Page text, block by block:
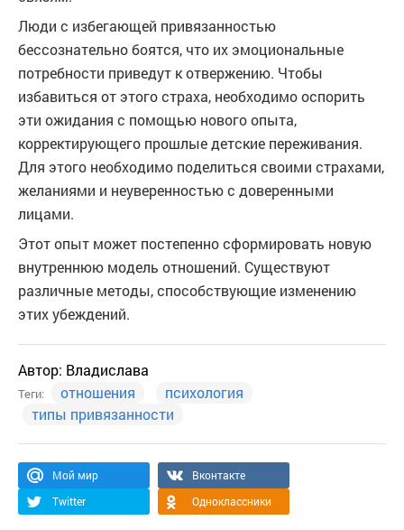
Люди с избегающей привязанностью
бессознательно боятся, что их эмоциональные
потребности приведут к отвержению. Чтобы
избавиться от этого страха, необходимо оспорить
эти ожидания с помощью нового опыта,
корректирующего прошлые детские переживания.
Для этого необходимо поделиться своими страхами,
желаниями и неуверенностью с доверенными
лицами.
Этот опыт может постепенно сформировать новую
внутреннюю модель отношений. Существуют
различные методы, способствующие изменению
этих убеждений.
Автор: Владислава
Теги: отношения
психология
типы привязанности
Мой мир
Вконтакте
Twitter
Одноклассники